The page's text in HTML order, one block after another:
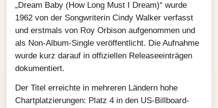
„Dream Baby (How Long Must I Dream)“ wurde
1962 von der Songwriterin Cindy Walker verfasst
und erstmals von Roy Orbison aufgenommen und
als Non-Album-Single veröffentlicht. Die Aufnahme
wurde kurz darauf in offiziellen Releaseeinträgen
dokumentiert.
Der Titel erreichte in mehreren Ländern hohe
Chartplatzierungen: Platz 4 in den US-Billboard-